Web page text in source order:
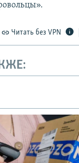
Читать без VPN